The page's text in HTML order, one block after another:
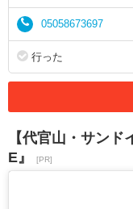
05058673697
行った
【代官山・サン
E』
[PR]